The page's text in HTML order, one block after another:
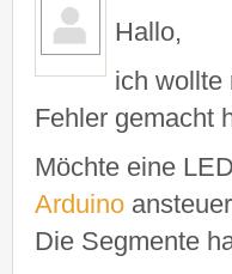
Hallo,
ich wollte
Fehler gemacht
Möchte eine
Arduino
Die Segmente